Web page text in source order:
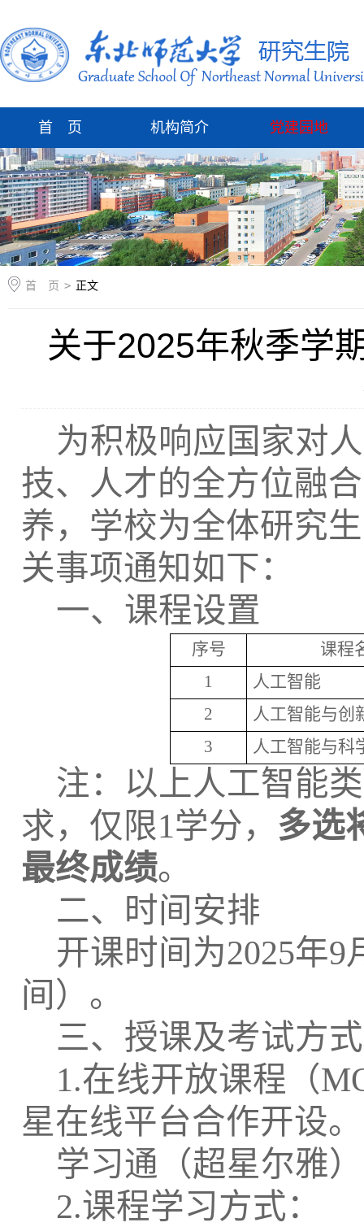
首 页 机构简介 党建园地
首 页 > 正文
关于2025年秋季学
为积极响应国家对
技、人才的全方位融
养，学校为全体研究
关事项通知如下：
一、课程设置
序号
课程
1
人工智能
2
人工智能与创
3
人工智能与科
注：以上人工智能
求，仅限1学分， 多选
最终成绩。
二、时间安排
开课时间为2025年9
间） 。
三、授课及考试方式
1.在线开放课程（
星在线平台合作开设
学习通（超星尔雅
2.课程学习方式：